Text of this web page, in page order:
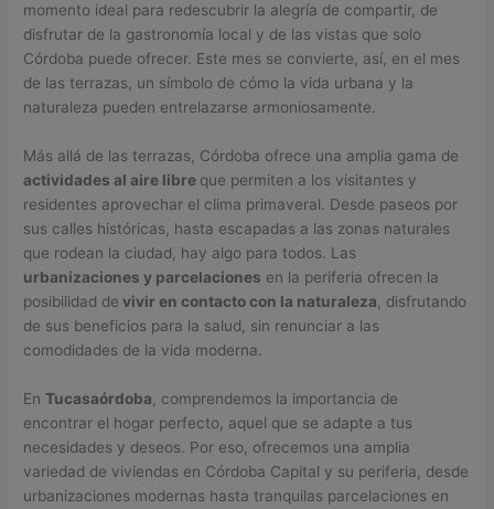
momento ideal para redescubrir la alegría de compartir, de
disfrutar de la gastronomía local y de las vistas que solo
Córdoba puede ofrecer. Este mes se convierte, así, en el mes
de las terrazas, un símbolo de cómo la vida urbana y la
naturaleza pueden entrelazarse armoniosamente.
Más allá de las terrazas, Córdoba ofrece una amplia gama de
actividades al aire libre que permiten a los visitantes y
residentes aprovechar el clima primaveral. Desde paseos por
sus calles históricas, hasta escapadas a las zonas naturales
que rodean la ciudad, hay algo para todos. Las
urbanizaciones y parcelaciones en la periferia ofrecen la
posibilidad de vivir en contacto con la naturaleza , disfrutando
de sus beneficios para la salud, sin renunciar a las
comodidades de la vida moderna.
EnTucasaórdoba , comprendemos la importancia de
encontrar el hogar perfecto, aquel que se adapte a tus
necesidades y deseos. Por eso, ofrecemos una amplia
variedad de viviendas en Córdoba Capital y su periferia, desde
urbanizaciones modernas hasta tranquilas parcelaciones en